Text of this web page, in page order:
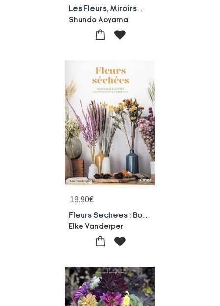
Shundo Aoyama
19,90€
Elke Vanderper